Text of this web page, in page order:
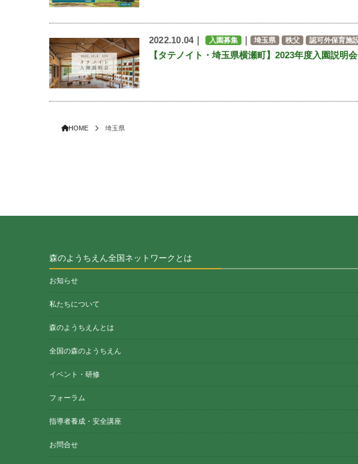
2022.10.04｜ 入園募集 ｜ 埼玉県 秩父 認可外保育施
【タテノイト・埼玉県横瀬町】2023年度入園説明会
HOME 埼玉県
森のようちえん全国ネットワークとは
お知らせ
私たちについて
森のようちえんとは
全国の森のようちえん
イベント・研修
フォーラム
指導者養成・安全講座
お問合せ